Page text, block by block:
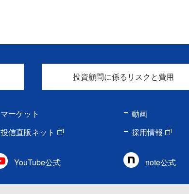
投資顧問に係るリスクと費用
マーケット 動画
投信直販ネット 採用情報
YouTube公式 note公式